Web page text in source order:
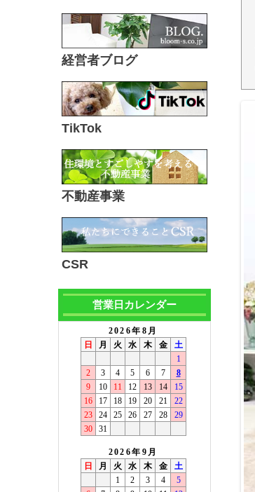
経営者ブログ
TikTok
不動産事業
CSR
営業日カレンダー